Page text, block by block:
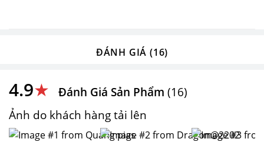
ĐÁNH GIÁ (16)
4.9★ Đánh Giá Sản Phẩm (16)
Ảnh do khách hàng tải lên